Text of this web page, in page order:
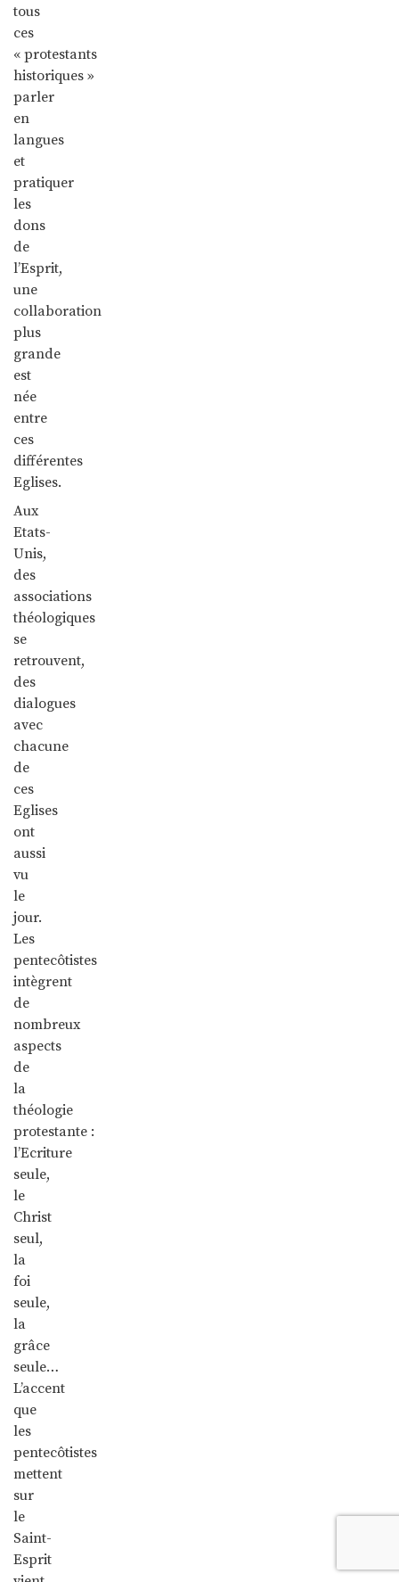
tous
ces
« protestants
historiques »
parler
en
langues
et
pratiquer
les
dons
de
l’Esprit,
une
collaboration
plus
grande
est
née
entre
ces
différentes
Eglises.
Aux
Etats-
Unis,
des
associations
théologiques
se
retrouvent,
des
dialogues
avec
chacune
de
ces
Eglises
ont
aussi
vu
le
jour.
Les
pentecôtistes
intègrent
de
nombreux
aspects
de
la
théologie
protestante :
l’Ecriture
seule,
le
Christ
seul,
la
foi
seule,
la
grâce
seule…
L’accent
que
les
pentecôtistes
mettent
sur
le
Saint-
Esprit